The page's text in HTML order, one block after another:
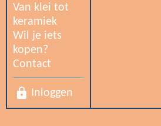
Van klei tot
keramiek
Wil je iets
kopen?
Contact
lock Inloggen